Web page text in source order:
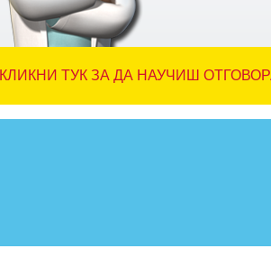
КЛИКНИ ТУК ЗА ДА НАУЧИШ